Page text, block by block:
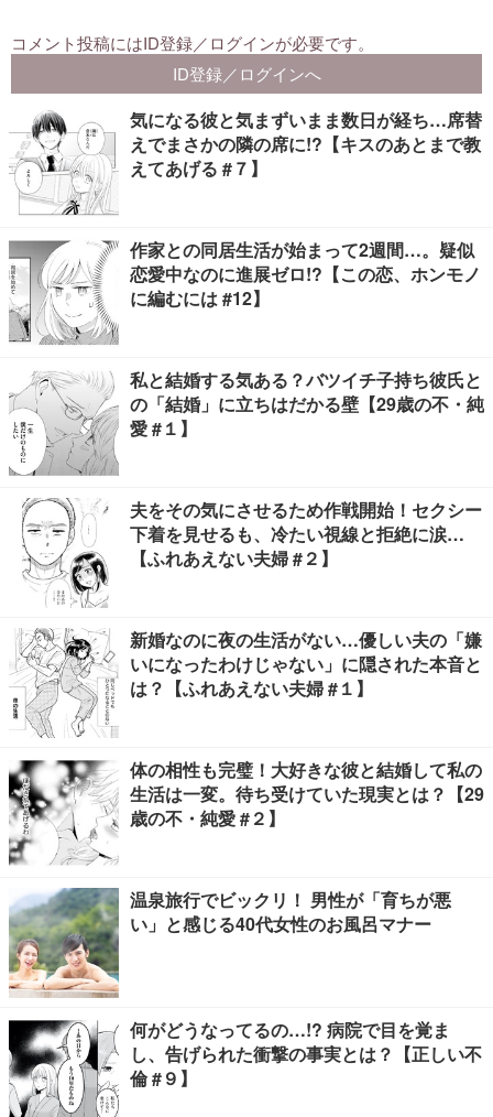
気になる彼と気まずいまま数日が経ち…席替
えでまさかの隣の席に!?【キスのあとまで教
えてあげる #７】
作家との同居生活が始まって2週間…。疑似
恋愛中なのに進展ゼロ!?【この恋、ホンモノ
に編むには #12】
私と結婚する気ある？バツイチ子持ち彼氏と
の「結婚」に立ちはだかる壁【29歳の不・純
愛 #１】
夫をその気にさせるため作戦開始！セクシー
下着を見せるも、冷たい視線と拒絶に涙…
【ふれあえない夫婦 #２】
新婚なのに夜の生活がない…優しい夫の「嫌
いになったわけじゃない」に隠された本音と
は？【ふれあえない夫婦 #１】
体の相性も完璧！大好きな彼と結婚して私の
生活は一変。待ち受けていた現実とは？【29
歳の不・純愛 #２】
温泉旅行でビックリ！ 男性が「育ちが悪
い」と感じる40代女性のお風呂マナー
何がどうなってるの…!? 病院で目を覚ま
し、告げられた衝撃の事実とは？【正しい不
倫 #９】